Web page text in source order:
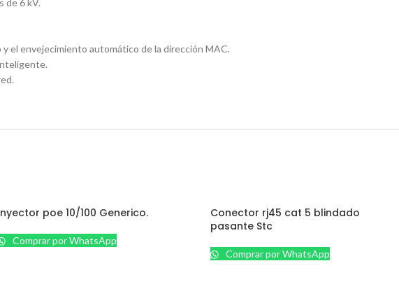
de 6 kV.
el envejecimiento automático de la dirección MAC.
poe 10/100 Generico.
Comprar por WhatsApp
Conector rj45 cat 5 blindado
pasante Stc
Comprar por WhatsApp